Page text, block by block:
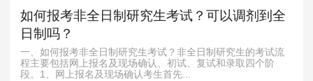
如何报考非全日制研究生考试？可以调剂到全
日制吗？
一、如何报考非全日制研究生考试？非全日制研究生的考试流
程主要包括网上报名及现场确认、初试、复试和录取四个阶
段。1、网上报名及现场确认考生首先...